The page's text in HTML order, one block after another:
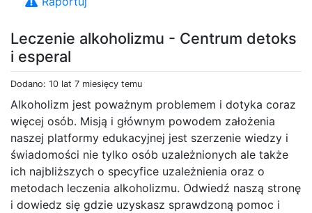
Leczenie alkoholizmu - Centrum detoks
i esperal
Dodano: 10 lat 7 miesięcy temu
Alkoholizm jest poważnym problemem i dotyka coraz
więcej osób. Misją i głównym powodem założenia
naszej platformy edukacyjnej jest szerzenie wiedzy i
świadomości nie tylko osób uzależnionych ale także
ich najbliższych o specyfice uzależnienia oraz o
metodach leczenia alkoholizmu. Odwiedź naszą stronę
i dowiedz się gdzie uzyskasz sprawdzoną pomoc i